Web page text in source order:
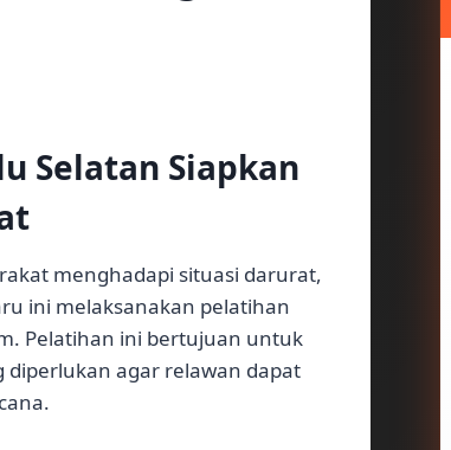
Selatan Siapkan
menghadapi situasi darurat,
ini melaksanakan pelatihan
Pelatihan ini bertujuan untuk
agar relawan dapat